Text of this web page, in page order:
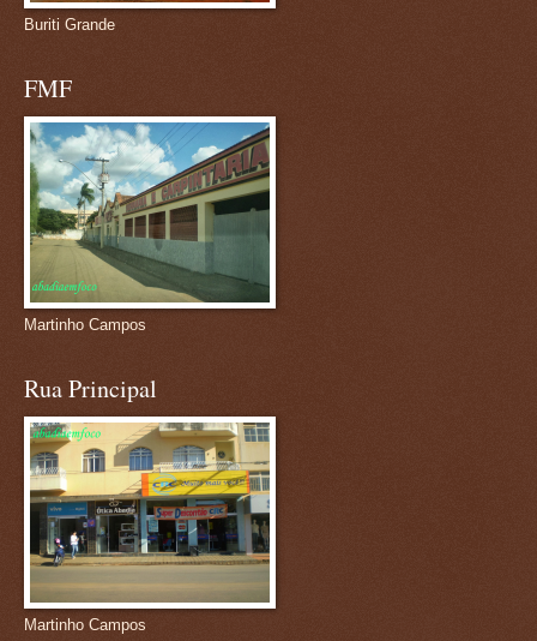
Buriti Grande
FMF
Martinho Campos
Rua Principal
Martinho Campos